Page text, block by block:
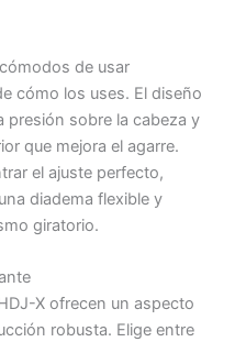
de usar
cómo los uses. El diseño
presión sobre la cabeza y
que mejora el agarre.
el ajuste perfecto,
diadema flexible y
giratorio.
X ofrecen un aspecto
robusta. Elige entre